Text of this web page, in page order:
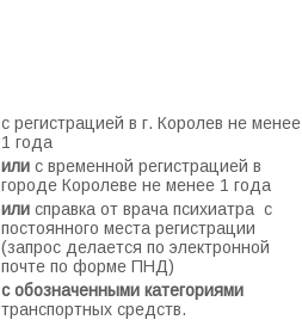
с регистрацией в г. Королев не менее
1 года
или с временной регистрацией в
городе Королеве не менее 1 года
или справка от врача психиатра с
постоянного места регистрации
(запрос делается по электронной
почте по форме ПНД)
с обозначенными категориями
транспортных средств.